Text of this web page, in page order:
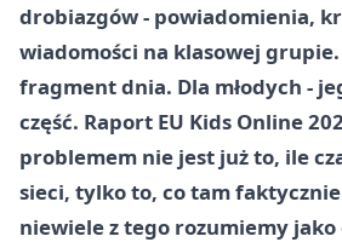
drobiazgów - powiadomienia,
wiadomości na klasowej grupie.
fragment dnia. Dla młodych -
część. Raport EU Kids Online
problemem nie jest już to, ile
sieci, tylko to, co tam
niewiele z tego rozumiemy jako